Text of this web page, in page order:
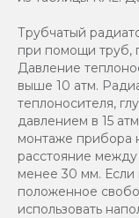
Трубчатый
при помощи труб,
Давление
выше 10 атм.
теплоносителя,
давлением в 15
монтаже прибора
расстояние
менее 30 мм. Если
положенное
использовать